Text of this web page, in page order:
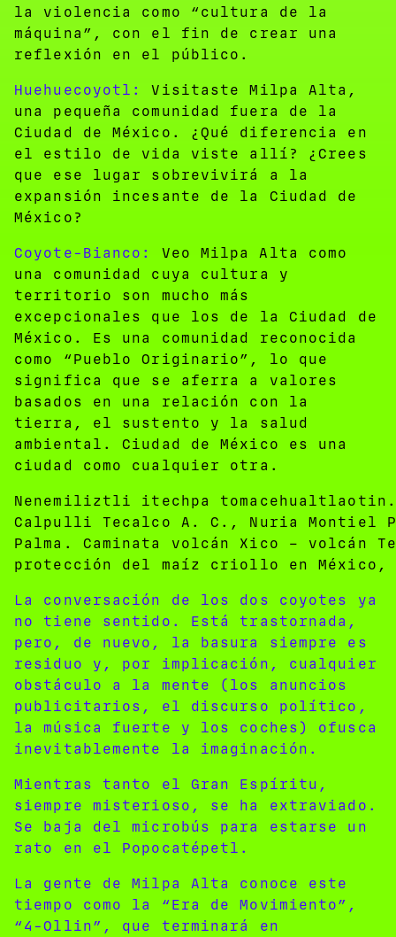
la violencia como “cultura de la
máquina”, con el fin de crear una
reflexión en el público.
Huehuecoyotl:Visitaste Milpa Alta,
una pequeña comunidad fuera de la
Ciudad de México. ¿Qué diferencia en
el estilo de vida viste allí? ¿Crees
que ese lugar sobrevivirá a la
expansión incesante de la Ciudad de
México?
Coyote-Bianco: Veo Milpa Alta como
una comunidad cuya cultura y
territorio son mucho más
excepcionales que los de la Ciudad de
México. Es una comunidad reconocida
como “Pueblo Originario”, lo que
significa que se aferra a valores
basados en una relación con la
tierra, el sustento y la salud
ambiental. Ciudad de México es una
ciudad como cualquier otra.
Nenemiliztli itechpa
Calpulli Tecalco A. C., Nuria Montiel
Palma. Caminata volcán Xico – volcán
protección del maíz criollo en México,
La conversación de los dos coyotes ya
no tiene sentido. Está trastornada,
pero, de nuevo, la basura siempre es
residuo y, por implicación, cualquier
obstáculo a la mente (los anuncios
publicitarios, el discurso político,
la música fuerte y los coches) ofusca
inevitablemente la imaginación.
Mientras tanto el Gran Espíritu,
siempre misterioso, se ha extraviado.
Se baja del microbús para estarse un
rato en el Popocatépetl.
La gente de Milpa Alta conoce este
tiempo como la “Era de Movimiento”,
“4-Ollin”, que terminará en